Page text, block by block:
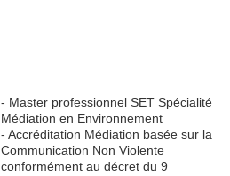
- Master professionnel SET Spécialité
Médiation en Environnement
- Accréditation Médiation basée sur la
Communication Non Violente
conformément au décret du 9